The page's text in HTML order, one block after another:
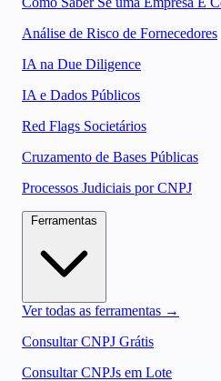
Análise de Risco de Fornecedores
IA na Due Diligence
IA e Dados Públicos
Red Flags Societários
Cruzamento de Bases Públicas
Processos Judiciais por CNPJ
Ver todas as ferramentas →
Consultar CNPJ Grátis
Consultar CNPJs em Lote